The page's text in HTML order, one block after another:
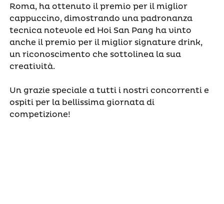
Roma, ha ottenuto il premio per il miglior
cappuccino, dimostrando una padronanza
tecnica notevole ed Hoi San Pang ha vinto
anche il premio per il miglior signature drink,
un riconoscimento che sottolinea la sua
creatività.
Un grazie speciale a tutti i nostri concorrenti e
ospiti per la bellissima giornata di
competizione!